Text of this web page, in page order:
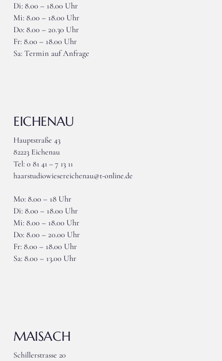
Di: 8.00 – 18.00 Uhr
Mi: 8.00 – 18.00 Uhr
Do: 8.00 – 20.30 Uhr
Fr: 8.00 – 18.00 Uhr
Sa: Termin auf Anfrage
EICHENAU
Hauptstraße 43
82223 Eichenau
Tel: 0 81 41 – 7 13 11
haarstudiowiesereichenau@t-online.de
Mo: 8.00 – 18 Uhr
Di: 8.00 – 18.00 Uhr
Mi: 8.00 – 18.00 Uhr
Do: 8.00 – 20.00 Uhr
Fr: 8.00 – 18.00 Uhr
Sa: 8.00 – 13.00 Uhr
MAISACH
Schillerstrasse 20